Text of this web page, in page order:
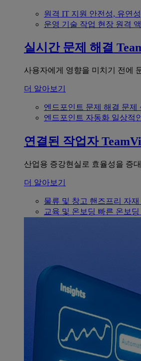
원격 IT 지원 안전성, 유연
운영 기술 작업 현장 원격
실시간 문제 해결
사용자에게 영향을 미치기 전에
더 알아보기
엔드포인트 문제 해결 문제
엔드포인트 자동화 일상적
연결된 작업자
산업용 증강현실로 효율성을 증
더 알아보기
물류 및 창고 핸즈프리 자재
교육 및 온보딩 빠른 온보